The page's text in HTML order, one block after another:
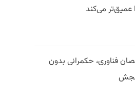
می‌کند
فناوری، حکمرانی بدون